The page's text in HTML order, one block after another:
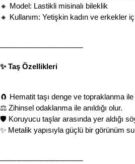
🔸 Model: Lastikli misinalı bileklik
🔸 Kullanım: Yetişkin kadın ve erkekler
───────────────
✨ Taş Özellikleri
🧲 Hematit taşı denge ve topraklanma
⚖️ Zihinsel odaklanma ile anıldığı olur.
🛡 Koruyucu taşlar arasında yer aldığı
✨ Metalik yapısıyla güçlü bir görünüm
───────────────